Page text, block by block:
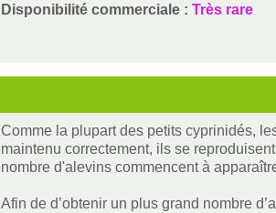
Disponibilité commerciale : Très rare
Comme la plupart des petits cyprinidés,
maintenu correctement, ils se
nombre d'alevins commencent à
Afin de d’obtenir un plus grand nombre